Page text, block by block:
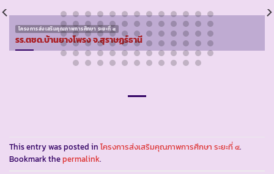
โครงการส่งเสริมคุณภาพการศึกษา ระยะที่ ๔
รร.ตชด.บ้านยางโพรง จ.สุราษฏร์ธานี
This entry was posted in โครงการส่งเสริมคุณภาพการศึกษา ระยะที่ ๔.
Bookmark thepermalink.